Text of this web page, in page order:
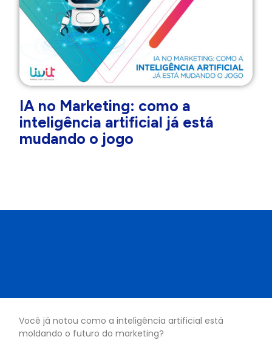
IA no Marketing: como a
inteligência artificial já está
mudando o jogo
Você já notou como a inteligência artificial está
moldando o futuro do marketing?